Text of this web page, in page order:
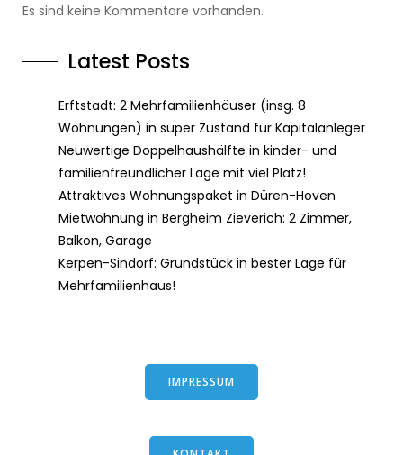
Es sind keine Kommentare vorhanden.
Latest Posts
Erftstadt: 2 Mehrfamilienhäuser (insg. 8
Wohnungen) in super Zustand für Kapitalanleger
Neuwertige Doppelhaushälfte in kinder- und
familienfreundlicher Lage mit viel Platz!
Attraktives Wohnungspaket in Düren-Hoven
Mietwohnung in Bergheim Zieverich: 2 Zimmer,
Balkon, Garage
Kerpen-Sindorf: Grundstück in bester Lage für
Mehrfamilienhaus!
IMPRESSUM